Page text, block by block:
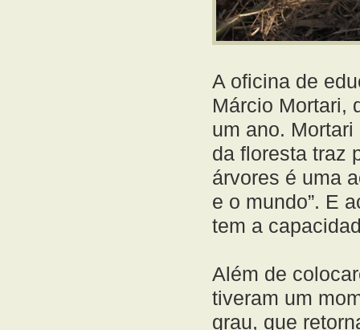
A oficina de
Márcio Mortari,
um ano.
da floresta traz
árvores é uma
e o mundo”. E
tem a
Além de
tiveram um
grau, que